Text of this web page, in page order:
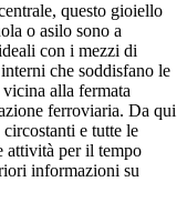
questo gioiello
o asilo sono a
con i mezzi di
che soddisfano le
alla fermata
ferroviaria. Da qui
e tutte le
attività per il tempo
informazioni su